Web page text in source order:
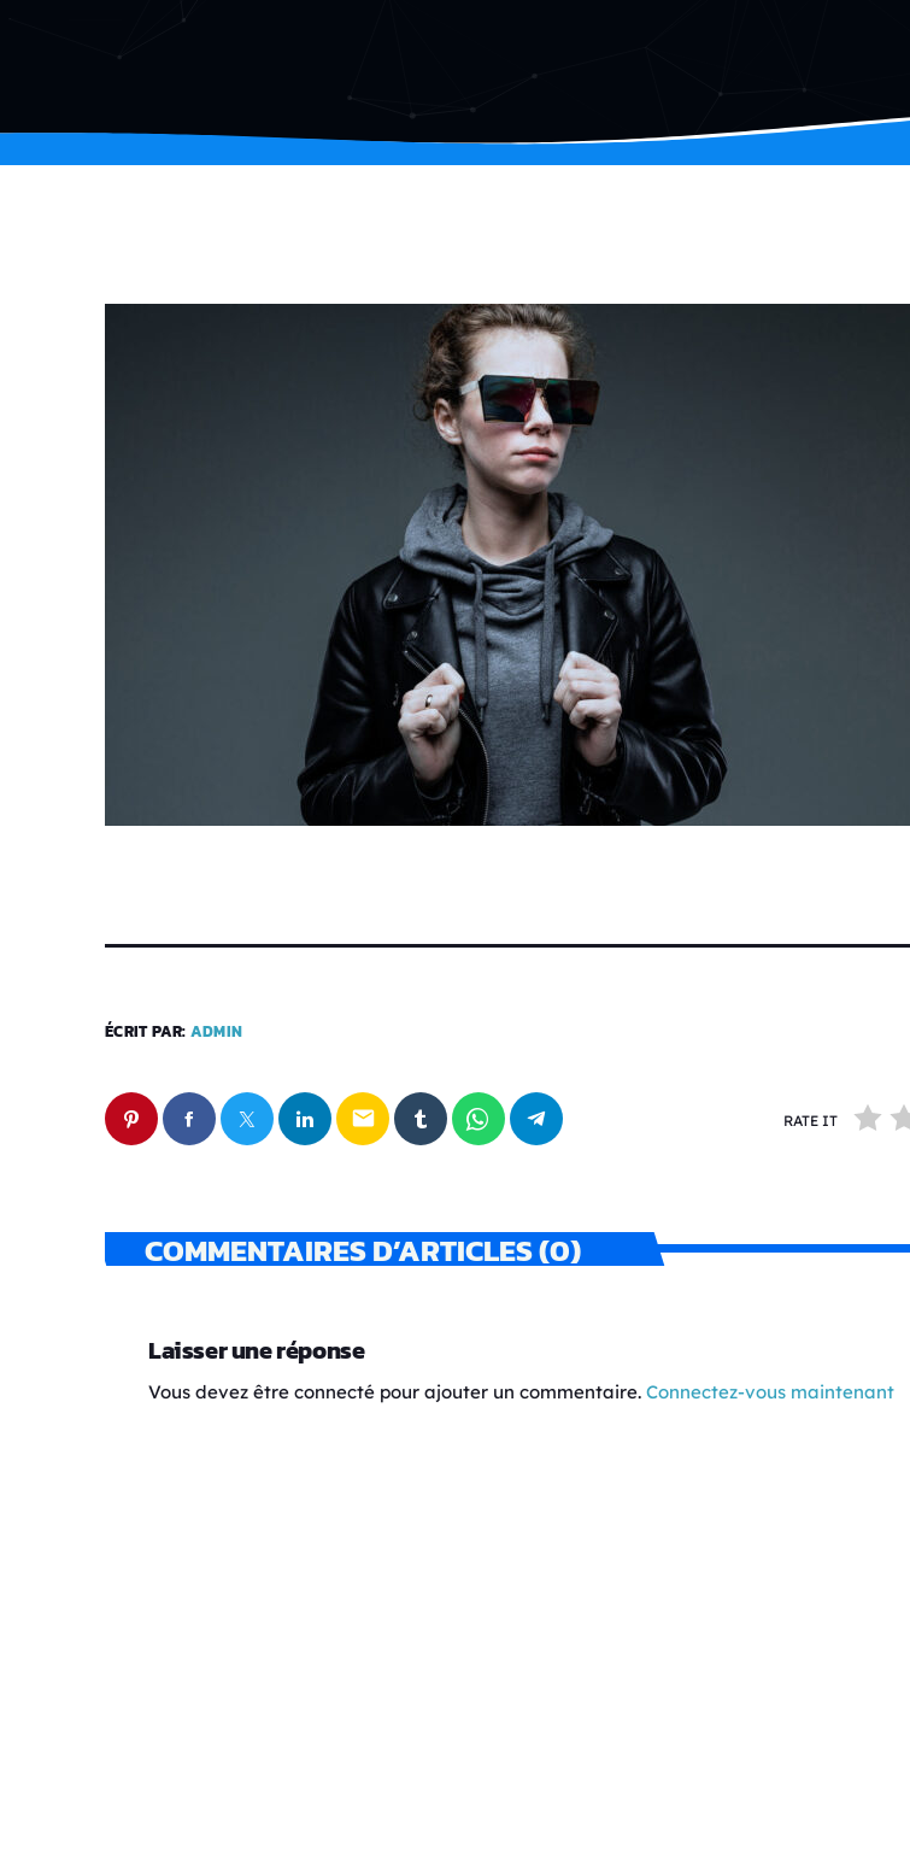
ÉCRIT PAR: ADMIN
email RATE IT
COMMENTAIRES D’ARTICLES (0)
Laisser une réponse
Vous devez être connecté pour ajouter un commentaire. Connectez-vous maintenant